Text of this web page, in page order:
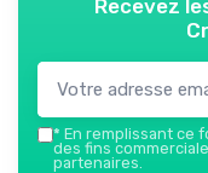
Recevez
* En remplissant ce
des fins
partenaires.